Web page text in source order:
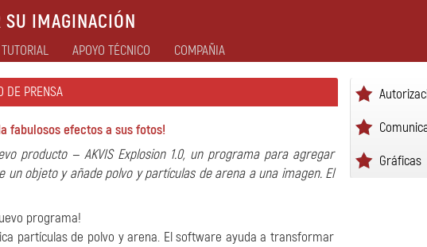
SU IMAGINACIÓN
TUTORIAL APOYO TÉCNICO COMPAÑIA
DE PRENSA
fabulosos efectos a sus fotos!
producto — AKVIS Explosion 1.0, un programa para agregar
objeto y añade polvo y partículas de arena a una imagen. El
programa!
partículas de polvo y arena. El software ayuda a transformar
Gráficas